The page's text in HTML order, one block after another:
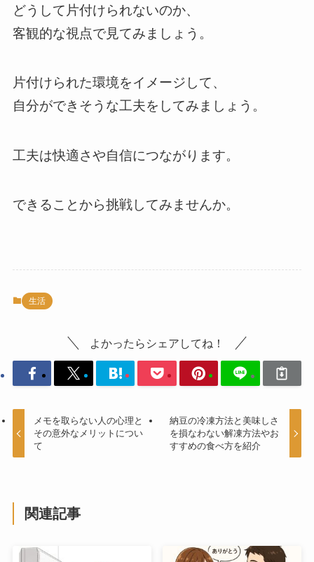
どうして片付けられないのか、
客観的な視点で見てみましょう。
片付けられた環境をイメージして、
自分ができそうな工夫をしてみましょう。
工夫は快適さや自信につながります。
できることから挑戦してみませんか。
生活
よかったらシェアしてね！
メモを取らない人の心理と
その意外なメリットについ
て
納豆の冷凍方法と美味しさ
を損なわない解凍方法やお
すすめの食べ方を紹介
関連記事